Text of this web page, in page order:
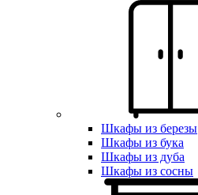
Шкафы из березы
Шкафы из бука
Шкафы из дуба
Шкафы из сосны